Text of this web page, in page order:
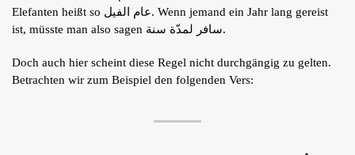
Elefanten heißt so عام الفيل. Wenn jemand ein Jahr lang gereist
ist, müsste man also sagen سافر لمدّة سنة.
Doch auch hier scheint diese Regel nicht durchgängig zu gelten.
Betrachten wir zum Beispiel den folgenden Vers: